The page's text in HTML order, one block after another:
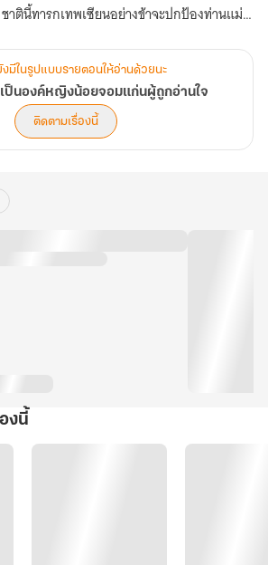
ตินี้ทารกเทพเซียนอย่างข้าจะปกป้องท่านแม่
งมีในรูปแบบรายตอนให้อ่านด้วยนะ
ป็นองค์หญิงน้อยจอมแก่นผู้ถูกอ่านใจ
ติดตามเรื่องนี้
งนี้